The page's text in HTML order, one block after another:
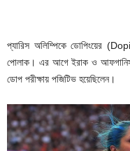
প্যারিস অলিম্পিকে ডোপিংয়ের
পোলাক। এর আগে ইরাক ও
ডোপ পরীক্ষায় পজিটিভ হয়েছিলেন।